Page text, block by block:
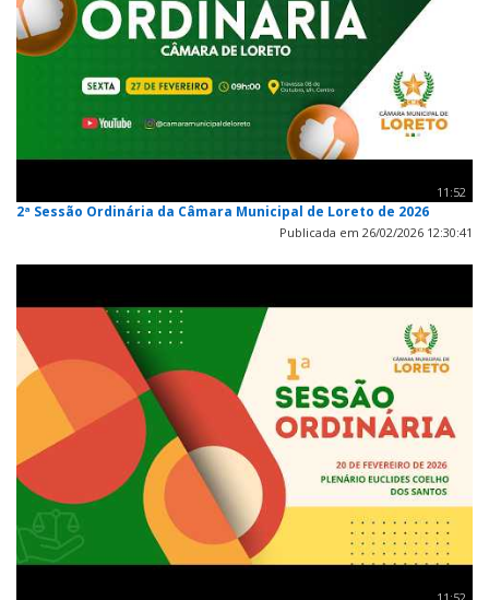
11:52
2ª Sessão Ordinária da Câmara Municipal de Loreto de 2026
Publicada em 26/02/2026 12:30:41
11:52